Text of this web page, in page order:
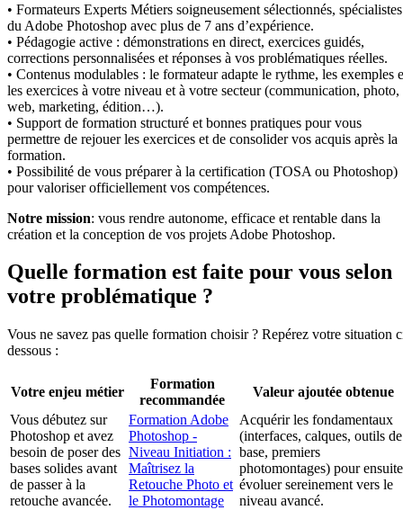
• Formateurs Experts Métiers soigneusement sélectionnés, spécialistes
du Adobe Photoshop avec plus de 7 ans d’expérience.
• Pédagogie active : démonstrations en direct, exercices guidés,
corrections personnalisées et réponses à vos problématiques réelles.
• Contenus modulables : le formateur adapte le rythme, les exemples
les exercices à votre niveau et à votre secteur (communication, photo,
web, marketing, édition…).
• Support de formation structuré et bonnes pratiques pour vous
permettre de rejouer les exercices et de consolider vos acquis après la
formation.
• Possibilité de vous préparer à la certification (TOSA ou Photoshop)
pour valoriser officiellement vos compétences.
Notre mission: vous rendre autonome, efficace et rentable dans la
création et la conception de vos projets Adobe Photoshop.
Quelle formation est faite pour vous selon
votre problématique ?
Vous ne savez pas quelle formation choisir ? Repérez votre situation
dessous :
Votre enjeu métier
Formation
recommandée
Valeur ajoutée obtenue
Vous débutez sur
Photoshop et avez
besoin de poser des
bases solides avant
de passer à la
retouche avancée.
Formation Adobe
Photoshop -
Niveau Initiation :
Maîtrisez la
Retouche Photo et
le Photomontage
Acquérir les fondamentaux
(interfaces, calques, outils de
base, premiers
photomontages) pour ensuite
évoluer sereinement vers le
niveau avancé.